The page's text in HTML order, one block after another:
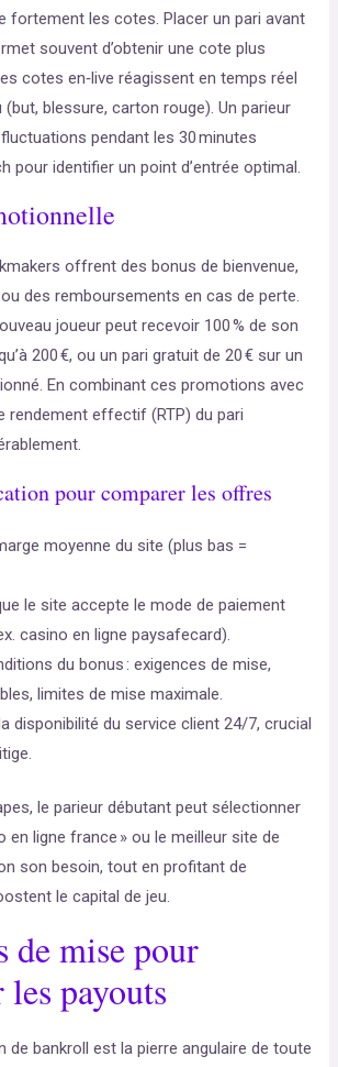
fortement les cotes. Placer un pari avant
souvent d’obtenir une cote plus
cotes en‑live réagissent en temps réel
blessure, carton rouge). Un parieur
pendant les 30 minutes
pour identifier un point d’entrée optimal.
offrent des bonus de bienvenue,
des remboursements en cas de perte.
joueur peut recevoir 100 % de son
200 €, ou un pari gratuit de 20 € sur un
En combinant ces promotions avec
rendement effectif (RTP) du pari
pour comparer les offres
moyenne du site (plus bas =
le site accepte le mode de paiement
casino en ligne paysafecard).
du bonus : exigences de mise,
limites de mise maximale.
disponibilité du service client 24/7, crucial
le parieur débutant peut sélectionner
en ligne france » ou le meilleur site de
son besoin, tout en profitant de
le capital de jeu.
de mise pour
payouts
de bankroll est la pierre angulaire de toute